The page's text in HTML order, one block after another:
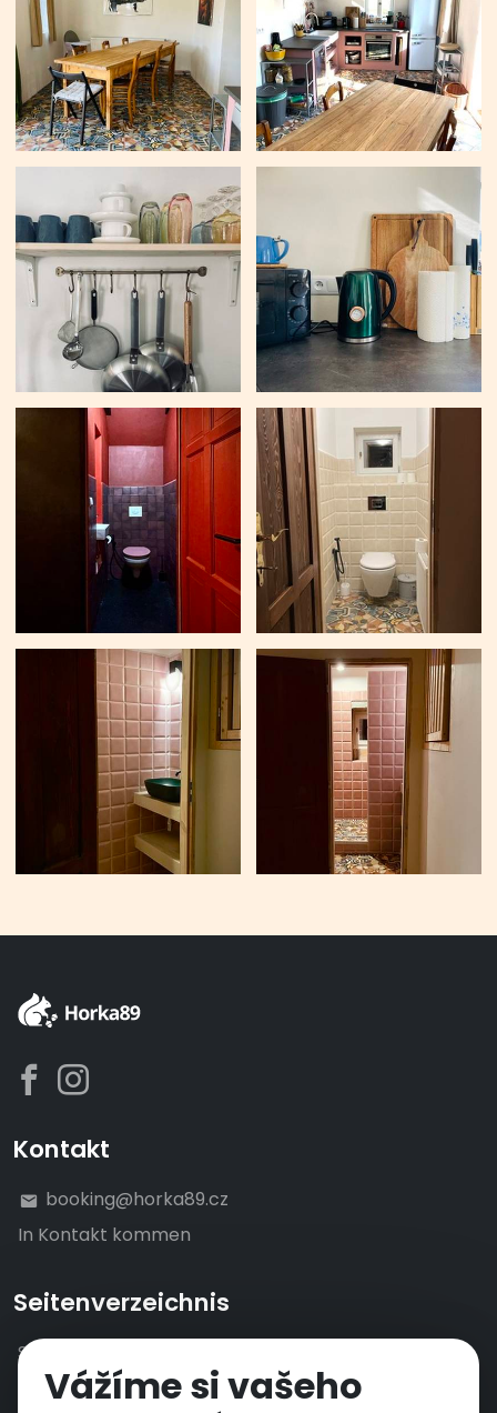
Kontakt
booking@horka89.cz
In Kontakt kommen
Seitenverzeichnis
Startseite
UnterkunftHorka89
Vážíme si vašeho